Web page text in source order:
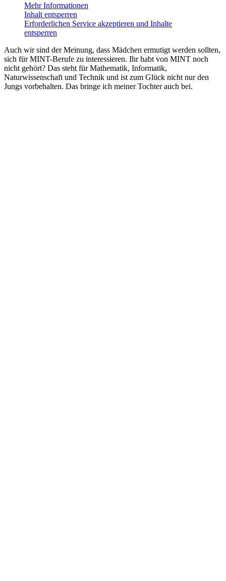
Mehr Informationen
Inhalt entsperren
Erforderlichen Service akzeptieren und Inhalte
entsperren
Auch wir sind der Meinung, dass Mädchen ermutigt werden sollten,
sich für MINT-Berufe zu interessieren. Ihr habt von MINT noch
nicht gehört? Das steht für Mathematik, Informatik,
Naturwissenschaft und Technik und ist zum Glück nicht nur den
Jungs vorbehalten. Das bringe ich meiner Tochter auch bei.